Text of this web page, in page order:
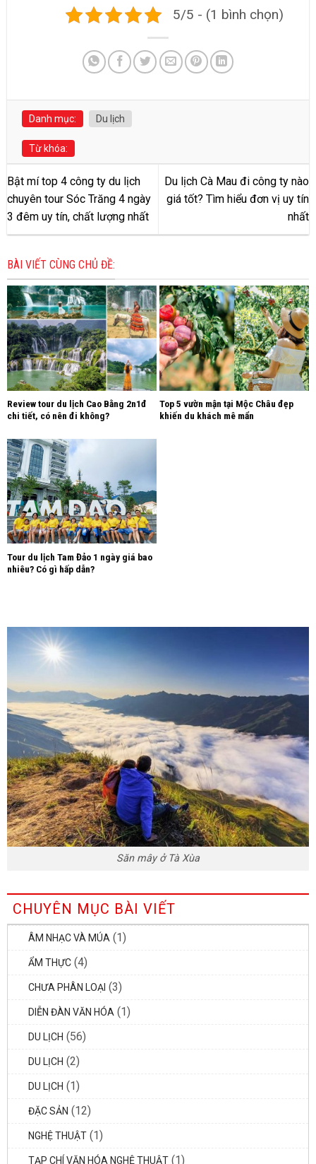
5/5 - (1 bình chọn)
Danh mục: Du lịch
Từ khóa:
Bật mí top 4 công ty du lịch
chuyên tour Sóc Trăng 4 ngày
3 đêm uy tín, chất lượng nhất
Du lịch Cà Mau đi công ty nào
giá tốt? Tìm hiểu đơn vị uy tín
nhất
BÀI VIẾT CÙNG CHỦ ĐỀ:
Review tour du lịch Cao Bằng 2n1đ
chi tiết, có nên đi không?
Top 5 vườn mận tại Mộc Châu đẹp
khiến du khách mê mẩn
Tour du lịch Tam Đảo 1 ngày giá bao
nhiêu? Có gì hấp dẫn?
Săn mây ở Tà Xùa
CHUYÊN MỤC BÀI VIẾT
ÂM NHẠC VÀ MÚA(1)
ẨM THỰC(4)
CHƯA PHÂN LOẠI (3)
DIỄN ĐÀN VĂN HÓA(1)
DU LỊCH (56)
DU LỊCH (2)
DU LỊCH (1)
ĐẶC SẢN (12)
NGHỆ THUẬT(1)
TẠP CHÍ VĂN HÓA NGHỆ THUẬT(1)